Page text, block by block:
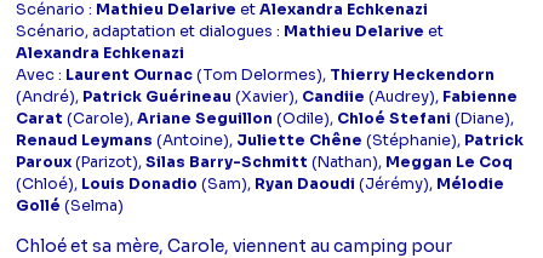
Scénario : Mathieu Delarive etAlexandra Echkenazi
Scénario, adaptation et dialogues : Mathieu Delarive et
Alexandra Echkenazi
Avec : Laurent Ournac(Tom Delormes), Thierry Heckendorn
(André), Patrick Guérineau (Xavier), Candiie (Audrey), Fabienne
Carat (Carole),Ariane Seguillon (Odile), Chloé Stefani (Diane),
Renaud Leymans (Antoine), Juliette Chêne (Stéphanie), Patrick
Paroux(Parizot),Silas Barry-Schmitt (Nathan), Meggan Le Coq
(Chloé), Louis Donadio (Sam), Ryan Daoudi (Jérémy), Mélodie
Gollé (Selma)
Chloé et sa mère, Carole, viennent au camping pour